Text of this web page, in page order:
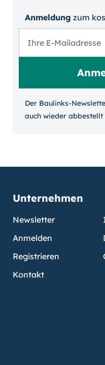
Anmeldung zum
Der Baulinks-
auch wieder ab­bestellt
Unternehmen
Newsletter
Anmelden
Registrieren
Kontakt